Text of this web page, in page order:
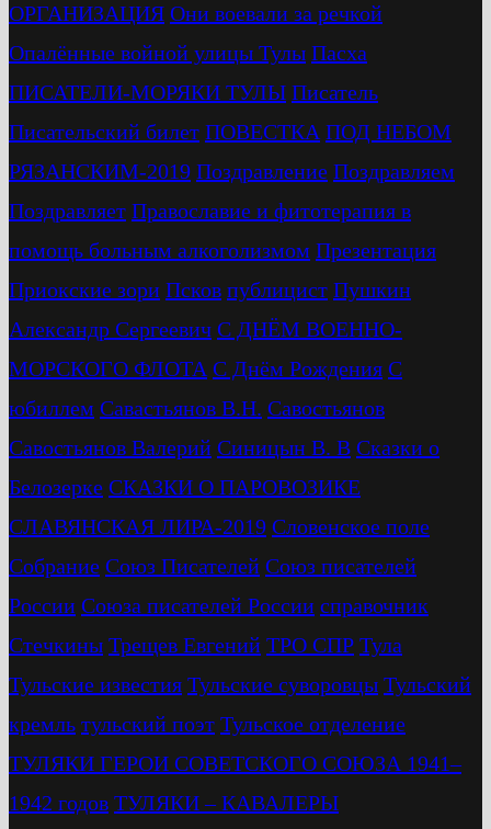
ОРГАНИЗАЦИЯ Они воевали за речкой
Опалённые войной улицы Тулы Пасха
ПИСАТЕЛИ-МОРЯКИ ТУЛЫ Писатель
Писательский билет ПОВЕСТКА ПОД НЕБОМ
РЯЗАНСКИМ-2019 Поздравление Поздравляем
Поздравляет Православие и фитотерапия в
помощь больным алкоголизмом Презентация
Приокские зори Псков публицист Пушкин
Александр Сергеевич С ДНЁМ ВОЕННО-
МОРСКОГО ФЛОТА С Днём Рождения С
юбиллем Савастьянов В.Н. Савостьянов
Савостьянов Валерий Синицын В. В Сказки о
Белозерке СКАЗКИ О ПАРОВОЗИКЕ
СЛАВЯНСКАЯ ЛИРА-2019 Словенское поле
Собрание Союз Писателей Союз писателей
России Союза писателей России справочник
Стечкины Трещев Евгений ТРО СПР Тула
Тульские известия Тульские суворовцы Тульский
кремль тульский поэт Тульское отделение
ТУЛЯКИ ГЕРОИ СОВЕТСКОГО СОЮЗА 1941–
1942 годов ТУЛЯКИ – КАВАЛЕРЫ